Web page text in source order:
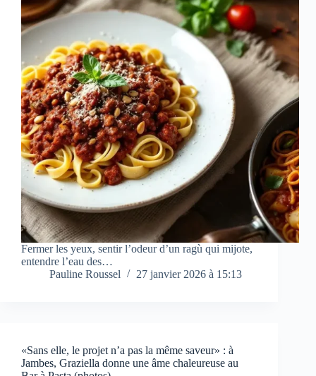
Fermer les yeux, sentir l’odeur d’un ragù qui mijote,
entendre l’eau des…
Pauline Roussel
27 janvier 2026 à 15:13
«Sans elle, le projet n’a pas la même saveur» : à
Jambes, Graziella donne une âme chaleureuse au